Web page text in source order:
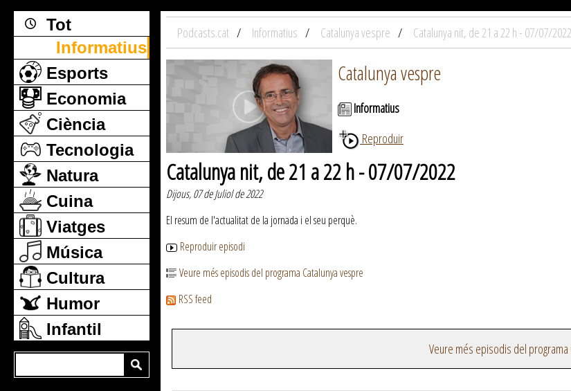
Tot
Informatius
Esports
Economia
Ciència
Tecnologia
Natura
Cuina
Viatges
Música
Cultura
Humor
Infantil
Podcasts.cat Informatius Catalunya vespre Catalunya nit, de 21 a 22 h - 07/07/2022
Catalunya vespre
Informatius
Reproduir
Catalunya nit, de 21 a 22 h - 07/07/2022
Dijous, 07 de Juliol de 2022
El resum de l'actualitat de la jornada i el seu perquè.
Reproduir episodi
Veure més episodis del programa Catalunya vespre
RSS feed
Veure més episodis del programa